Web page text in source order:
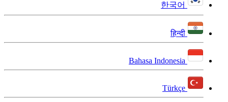
한국어
हिन्दी
Bahasa Indonesia
Türkçe